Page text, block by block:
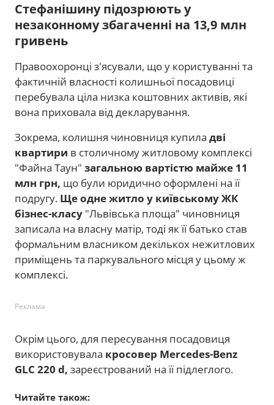
Стефанішину підозрюють у
незаконному збагаченні на 13,9 млн
гривень
Правоохоронці з'ясували, що у користуванні та
фактичній власності колишньої посадовиці
перебувала ціла низка коштовних активів, які
вона приховала від декларування.
Зокрема, колишня чиновниця купила дві
квартири в столичному житловому комплексі
"Файна Таун" загальною вартістю майже 11
млн грн, що були юридично оформлені на її
подругу. Ще одне житло у київському ЖК
бізнес-класу "Львівська площа" чиновниця
записала на власну матір, тоді як її батько став
формальним власником декількох нежитлових
приміщень та паркувального місця у цьому ж
комплексі.
Реклама
Окрім цього, для пересування посадовиця
використовувала кросовер Mercedes-Benz
GLC 220 d, зареєстрований на її підлеглого.
Читайте також: